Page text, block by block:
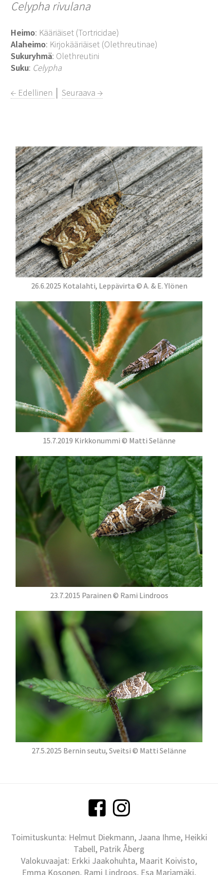
Celypha rivulana
Heimo: Kääriäiset (Tortricidae)
Alaheimo: Kirjokääriäiset (Olethreutinae)
Sukuryhmä: Olethreutini
Suku: Celypha
← Edellinen │Seuraava →
26.6.2025 Kotalahti, Leppävirta © A. & E. Ylönen
15.7.2019 Kirkkonummi © Matti Selänne
23.7.2015 Parainen © Rami Lindroos
27.5.2025 Bernin seutu, Sveitsi © Matti Selänne
Toimituskunta: Helmut Diekmann, Jaana Ihme, Heikki
Tabell, Patrik Åberg
Valokuvaajat: Erkki Jaakohuhta, Maarit Koivisto,
Emma Kosonen, Rami Lindroos, Esa Marjamäki,